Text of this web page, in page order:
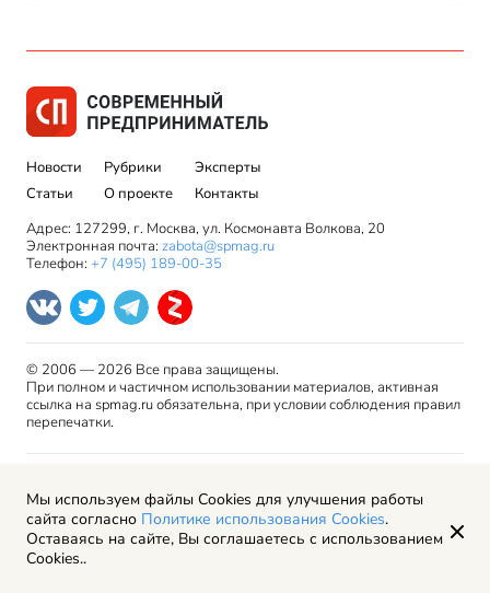
Новости
Статьи
Рубрики
О проекте
Эксперты
Контакты
Адрес: 127299, г. Москва, ул. Космонавта Волкова, 20
Электронная почта: zabota@spmag.ru
Телефон: +7 (495) 189-00-35
© 2006 — 2026 Все права защищены.
При полном и частичном использовании материалов, активная
ссылка на spmag.ru обязательна, при условии соблюдения правил
перепечатки.
права
Пользовательское соглашение
Политика обработки персональных данных
Рекламодателям
Мы используем файлы Cookies для улучшения работы
сайта согласно Политике использования Cookies.
Оставаясь на сайте, Вы соглашаетесь с использованием
Cookies..